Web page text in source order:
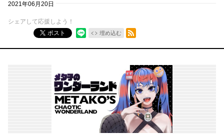
2021年06月20日
シェアして応援しよう！
ポスト
埋め込む
RSSフィード